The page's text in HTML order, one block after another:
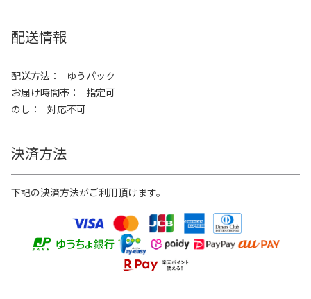
配送情報
配送方法
ゆうパック
お届け時間帯
指定可
のし
対応不可
決済方法
下記の決済方法がご利用頂けます。